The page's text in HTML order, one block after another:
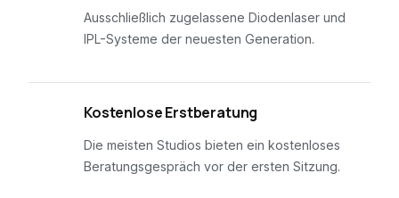
Ausschließlich zugelassene Diodenlaser und
IPL-Systeme der neuesten Generation.
Kostenlose Erstberatung
Die meisten Studios bieten ein kostenloses
Beratungsgespräch vor der ersten Sitzung.